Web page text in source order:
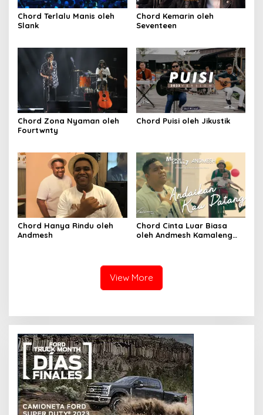
Chord Terlalu Manis oleh
Slank
Chord Kemarin oleh
Seventeen
Chord Zona Nyaman oleh
Fourtwnty
Chord Puisi oleh Jikustik
Chord Hanya Rindu oleh
Andmesh
Chord Cinta Luar Biasa
oleh Andmesh Kamaleng
View More